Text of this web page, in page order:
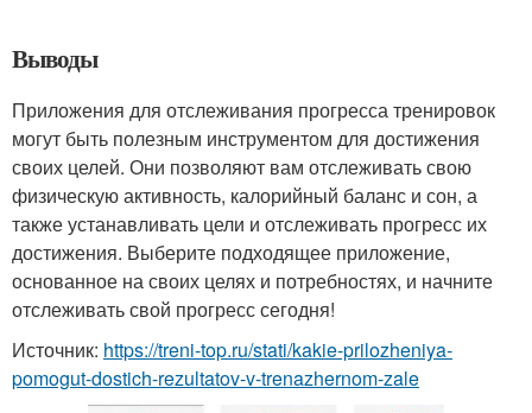
Выводы
Приложения для отслеживания прогресса тренировок
могут быть полезным инструментом для достижения
своих целей. Они позволяют вам отслеживать свою
физическую активность, калорийный баланс и сон, а
также устанавливать цели и отслеживать прогресс их
достижения. Выберите подходящее приложение,
основанное на своих целях и потребностях, и начните
отслеживать свой прогресс сегодня!
Источник: https://treni-top.ru/stati/kakie-prilozheniya-
pomogut-dostich-rezultatov-v-trenazhernom-zale